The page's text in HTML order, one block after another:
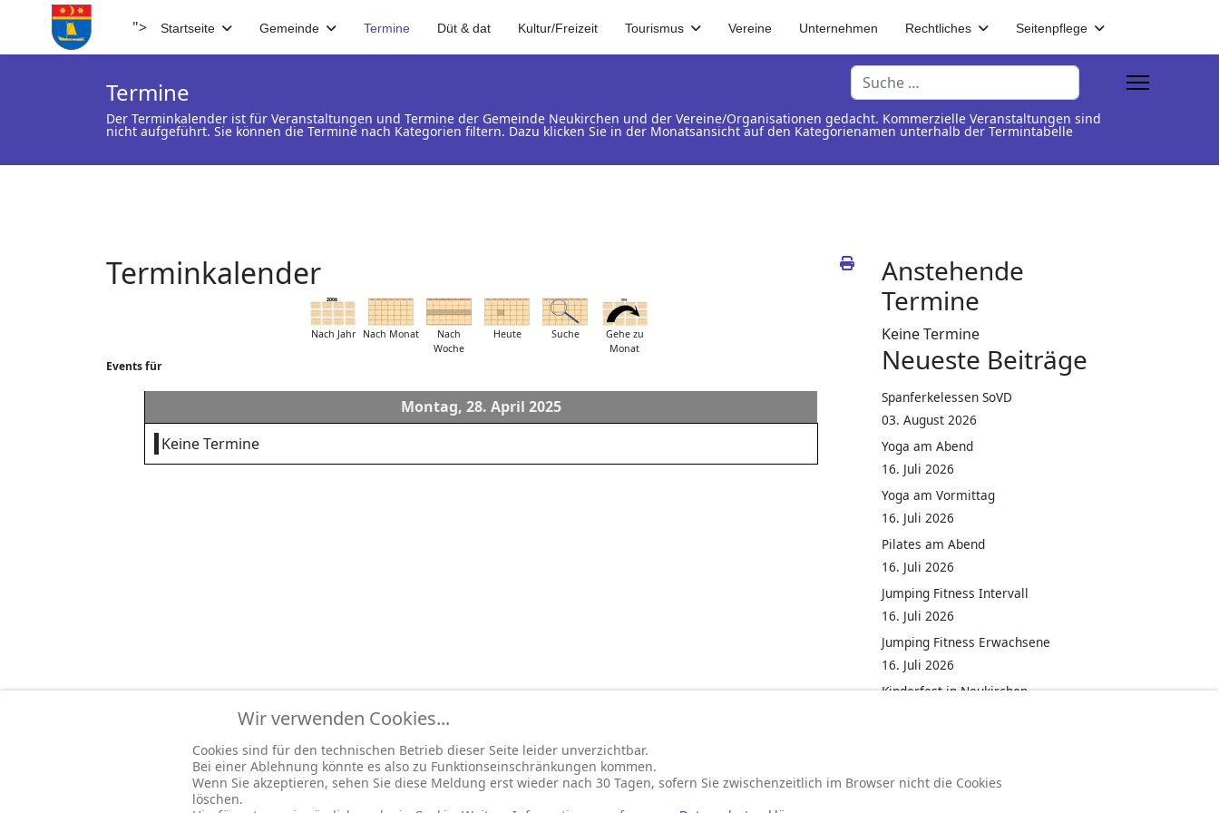
"> Startseite Gemeinde Termine Düt & dat Kultur/Freizeit Tourismus Vereine Unternehmen Rechtliches Seitenpflege
Suchen
Termine
Der Terminkalender ist für Veranstaltungen und Termine der Gemeinde Neukirchen und der Vereine/Organisationen gedacht. Kommerzielle Veranstaltungen sind
nicht aufgeführt. Sie können die Termine nach Kategorien filtern. Dazu klicken Sie in der Monatsansicht auf den Kategorienamen unterhalb der Termintabelle
Terminkalender
Nach Jahr Nach Monat
Nach
Woche
Heute Suche
Gehe zu
Monat
Events für
Montag, 28. April 2025
Keine Termine
Anstehende
Termine
Keine Termine
Neueste Beiträge
Spanferkelessen SoVD
03. August 2026
Yoga am Abend
16. Juli 2026
Yoga am Vormittag
16. Juli 2026
Pilates am Abend
16. Juli 2026
Jumping Fitness Intervall
16. Juli 2026
Jumping Fitness Erwachsene
16. Juli 2026
Kinderfest in Neukirchen
Wir verwenden Cookies...
Cookies sind für den technischen Betrieb dieser Seite leider unverzichtbar.
Bei einer Ablehnung könnte es also zu Funktionseinschränkungen kommen.
Wenn Sie akzeptieren, sehen Sie diese Meldung erst wieder nach 30 Tagen, sofern Sie zwischenzeitlich im Browser nicht die Cookies
löschen.